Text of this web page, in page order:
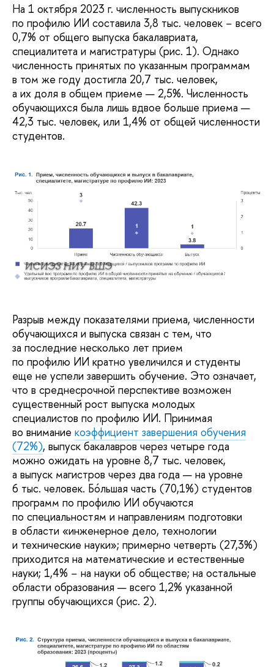
На 1 октября 2023 г. численность выпускников
по профилю ИИ составила 3,8 тыс. человек − всего
0,7% от общего выпуска бакалавриата,
специалитета и магистратуры (рис. 1). Однако
численность принятых по указанным программам
в том же году достигла 20,7 тыс. человек,
а их доля в общем приеме — 2,5%. Численность
обучающихся была лишь вдвое больше приема —
42,3 тыс. человек, или 1,4% от общей численности
студентов.
ИСИЭЗ НИУ ВШЭ
Разрыв между показателями приема, численности
обучающихся и выпуска связан с тем, что
за последние несколько лет прием
по профилю ИИ кратно увеличился и студенты
еще не успели завершить обучение. Это означает,
что в среднесрочной перспективе возможен
существенный рост выпуска молодых
специалистов по профилю ИИ. Принимая
во внимание коэффициент завершения обучения
(72%), выпуск бакалавров через четыре года
можно ожидать на уровне 8,7 тыс. человек,
а выпуск магистров через два года — на уровне
6 тыс. человек. Бóльшая часть (70,1%) студентов
программ по профилю ИИ обучаются
по специальностям и направлениям подготовки
в области «инженерное дело, технологии
и технические науки»; примерно четверть (27,3%)
приходится на математические и естественные
науки; 1,4% − на науки об обществе; на остальные
области образования — всего 1,2% указанной
группы обучающихся (рис. 2).